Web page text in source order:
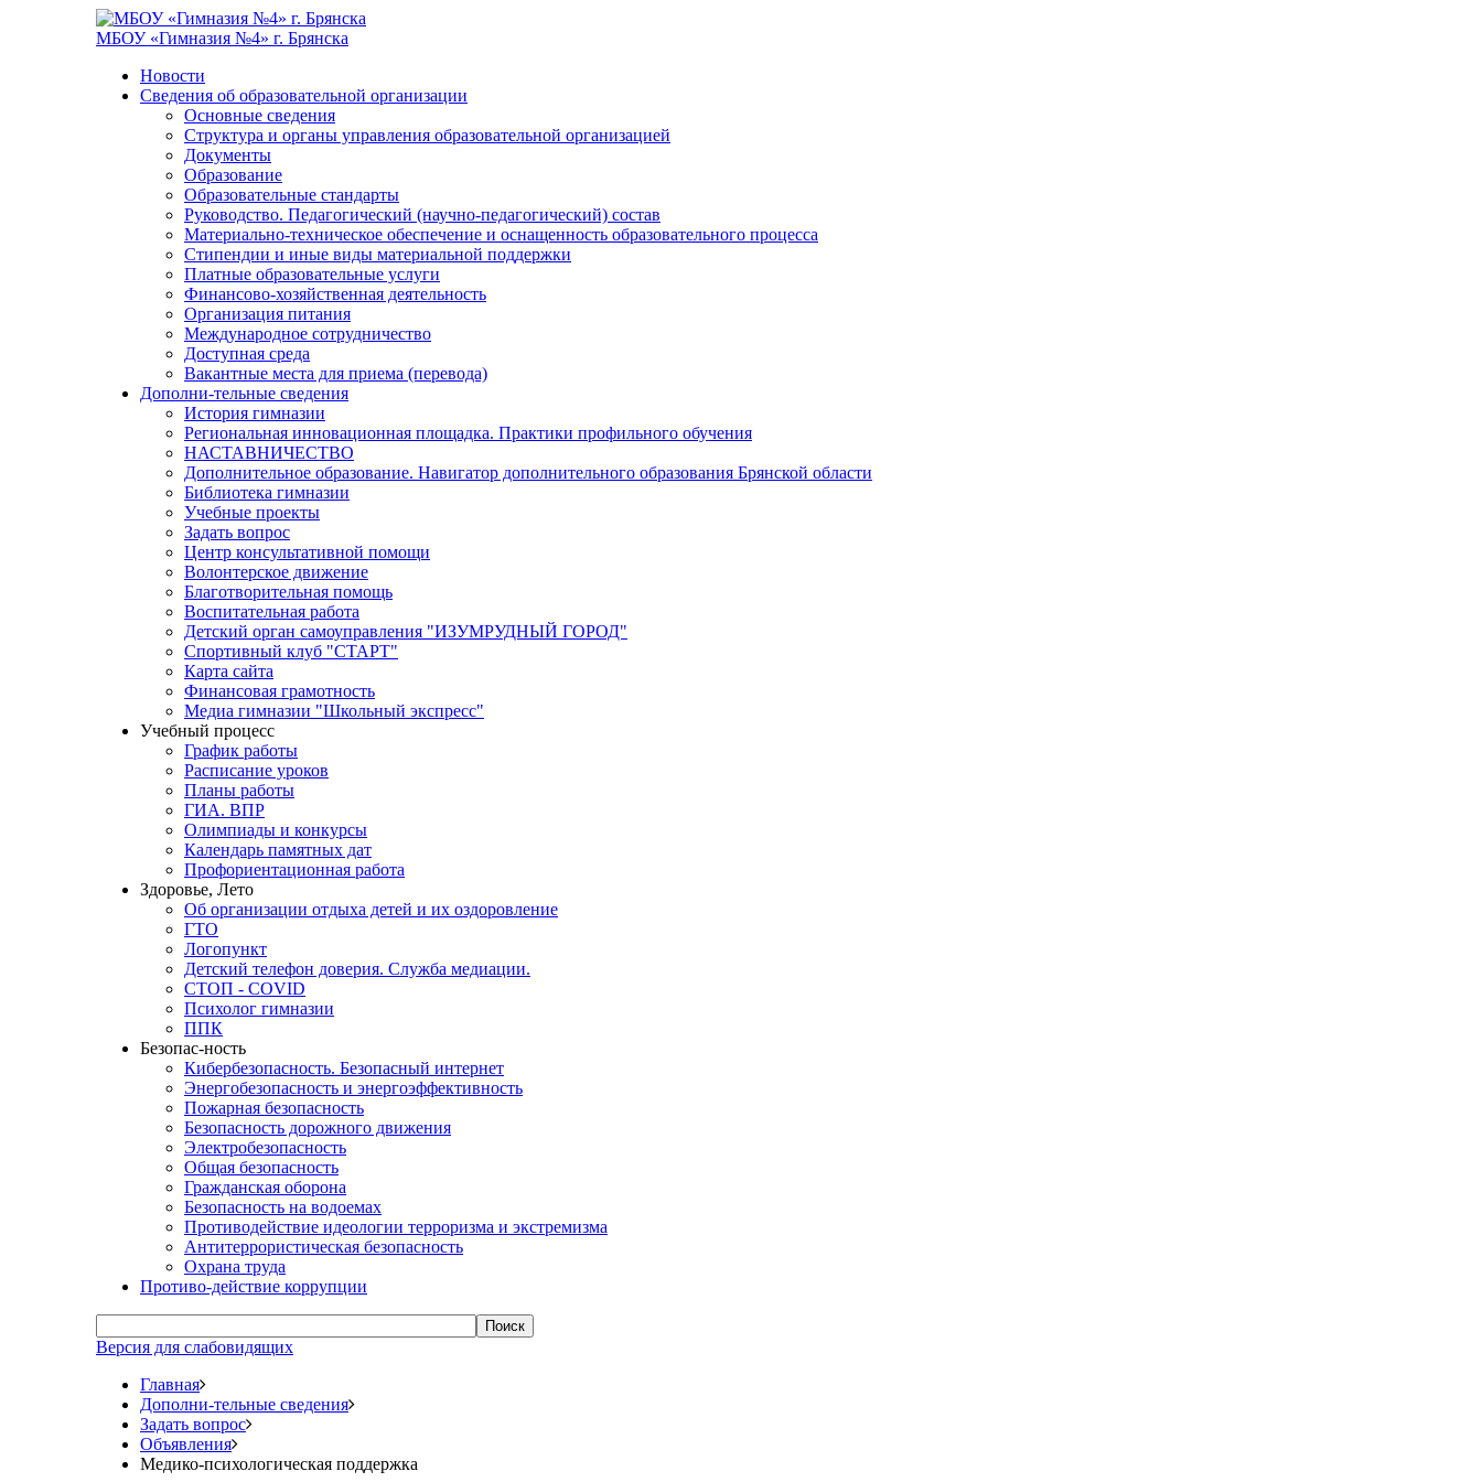
МБОУ «Гимназия №4» г. Брянска
Новости
Сведения об образовательной организации
Основные сведения
Структура и органы управления образовательной организацией
Документы
Образование
Образовательные стандарты
Руководство. Педагогический (научно-педагогический) состав
Материально-техническое обеспечение и оснащенность образовательного процесса
Стипендии и иные виды материальной поддержки
Платные образовательные услуги
Финансово-хозяйственная деятельность
Организация питания
Международное сотрудничество
Доступная среда
Вакантные места для приема (перевода)
Дополни-тельные сведения
История гимназии
Региональная инновационная площадка. Практики профильного обучения
НАСТАВНИЧЕСТВО
Дополнительное образование. Навигатор дополнительного образования Брянской области
Библиотека гимназии
Учебные проекты
Задать вопрос
Центр консультативной помощи
Волонтерское движение
Благотворительная помощь
Воспитательная работа
Детский орган самоуправления "ИЗУМРУДНЫЙ ГОРОД"
Спортивный клуб "СТАРТ"
Карта сайта
Финансовая грамотность
Медиа гимназии "Школьный экспресс"
Учебный процесс
График работы
Расписание уроков
Планы работы
ГИА. ВПР
Олимпиады и конкурсы
Календарь памятных дат
Профориентационная работа
Здоровье, Лето
Об организации отдыха детей и их оздоровление
ГТО
Логопункт
Детский телефон доверия. Служба медиации.
СТОП - COVID
Психолог гимназии
ППК
Безопас-ность
Кибербезопасность. Безопасный интернет
Энергобезопасность и энергоэффективность
Пожарная безопасность
Безопасность дорожного движения
Электробезопасность
Общая безопасность
Гражданская оборона
Безопасность на водоемах
Противодействие идеологии терроризма и экстремизма
Антитеррористическая безопасность
Охрана труда
Противо-действие коррупции
Поиск
Версия для слабовидящих
Главная
Дополни-тельные сведения
Задать вопрос
Объявления
Медико-психологическая поддержка